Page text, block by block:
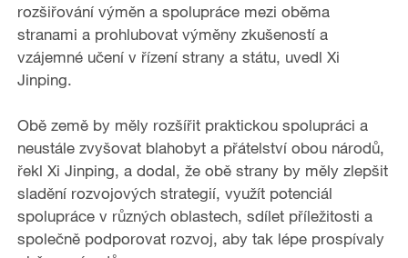
rozšiřování výměn a spolupráce mezi oběma
stranami a prohlubovat výměny zkušeností a
vzájemné učení v řízení strany a státu, uvedl Xi
Jinping.
Obě země by měly rozšířit praktickou spolupráci a
neustále zvyšovat blahobyt a přátelství obou národů,
řekl Xi Jinping, a dodal, že obě strany by měly zlepšit
sladění rozvojových strategií, využít potenciál
spolupráce v různých oblastech, sdílet příležitosti a
společně podporovat rozvoj, aby tak lépe prospívaly